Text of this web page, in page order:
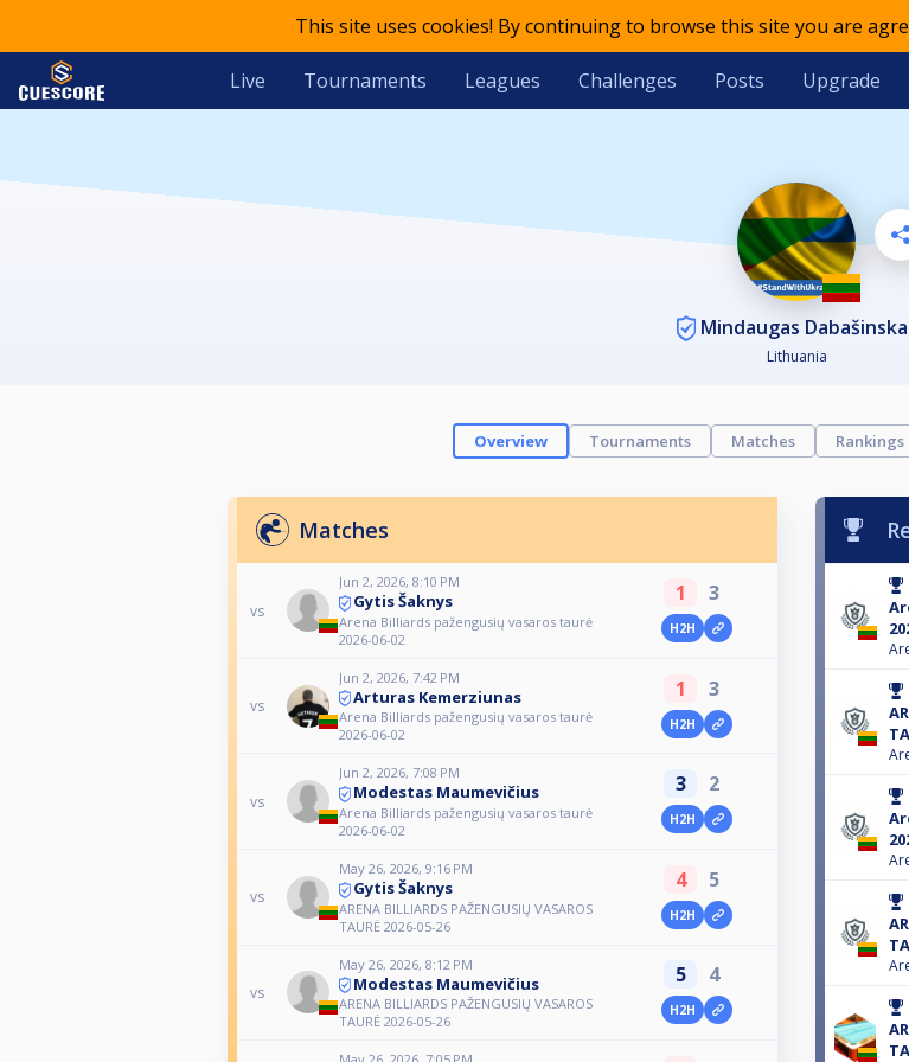
This site uses cookies! By continuing to browse this site you are
Live Tournaments Leagues Challenges Posts Upgrade
Mindaugas
Lithuania
Overview Tournaments Matches Rankings
Matches
vs
Jun 2, 2026, 8:10 PM
Gytis Šaknys
Arena Billiards pažengusių vasaros taurė
2026-06-02
1 3
H2H
vs
Jun 2, 2026, 7:42 PM
Arturas Kemerziunas
Arena Billiards pažengusių vasaros taurė
2026-06-02
1 3
H2H
vs
Jun 2, 2026, 7:08 PM
Modestas Maumevičius
Arena Billiards pažengusių vasaros taurė
2026-06-02
3 2
H2H
vs
May 26, 2026, 9:16 PM
Gytis Šaknys
ARENA BILLIARDS PAŽENGUSIŲ VASAROS
TAURĖ 2026-05-26
4 5
H2H
vs
May 26, 2026, 8:12 PM
Modestas Maumevičius
ARENA BILLIARDS PAŽENGUSIŲ VASAROS
TAURĖ 2026-05-26
5 4
H2H